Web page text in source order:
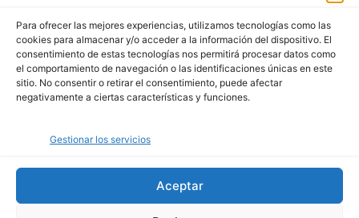
Para ofrecer las mejores experiencias, utilizamos tecnologías como las
cookies para almacenar y/o acceder a la información del dispositivo. El
consentimiento de estas tecnologías nos permitirá procesar datos como
el comportamiento de navegación o las identificaciones únicas en este
sitio. No consentir o retirar el consentimiento, puede afectar
negativamente a ciertas características y funciones.
Gestionar los servicios
Aceptar